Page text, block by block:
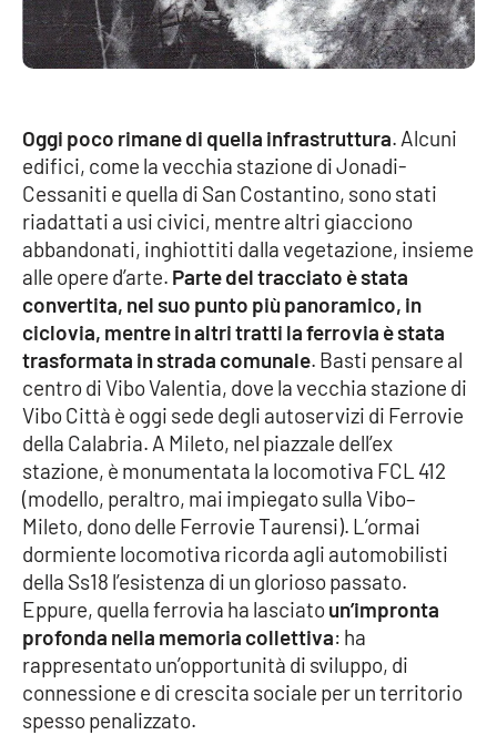
Oggi poco rimane di quella infrastruttura. Alcuni
edifici, come la vecchia stazione di Jonadi-
Cessaniti e quella di San Costantino, sono stati
riadattati a usi civici, mentre altri giacciono
abbandonati, inghiottiti dalla vegetazione, insieme
alle opere d’arte. Parte del tracciato è stata
convertita, nel suo punto più panoramico, in
ciclovia, mentre in altri tratti la ferrovia è stata
trasformata in strada comunale. Basti pensare al
centro di Vibo Valentia, dove la vecchia stazione di
Vibo Città è oggi sede degli autoservizi di Ferrovie
della Calabria. A Mileto, nel piazzale dell’ex
stazione, è monumentata la locomotiva FCL 412
(modello, peraltro, mai impiegato sulla Vibo–
Mileto, dono delle Ferrovie Taurensi). L’ormai
dormiente locomotiva ricorda agli automobilisti
della Ss18 l’esistenza di un glorioso passato.
Eppure, quella ferrovia ha lasciatoun’impronta
profonda nella memoria collettiva: ha
rappresentato un’opportunità di sviluppo, di
connessione e di crescita sociale per un territorio
spesso penalizzato.